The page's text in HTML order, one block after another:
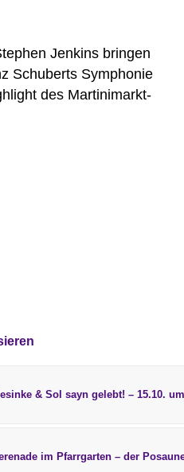
Jenkins bringen
Schuberts Symphonie
des Martinimarkt-
& Sol sayn gelebt! – 15.10.
im Pfarrgarten – der